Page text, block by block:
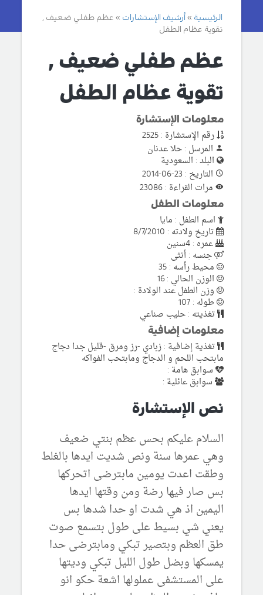
الرئيسية أرشيف الإستشارات
عظم طفلي ضعيف ,
تقوية عظام الطفل
عظم طفلي ضعيف ,
تقوية عظام الطفل
معلومات الإستشارة
رقم الإستشارة : 2525
المرسل : حلا عدنان
البلد : السعودية
التاريخ : 23-06-2014
مرات القراءة : 23086
معلومات الطفل
اسم الطفل : مايا
تاريخ ولادته : 8/7/2010
عمره : 4سنين
جنسه : أنثى
محيط رأسه : 35
الوزن الحالي : 16
وزن الطفل عند الولادة :
طوله : 107
تغذيته : حليب صناعي
معلومات إضافية
تغذية إضافية : زبادي -رز ومرق -قليل جدا دجاج
مابتحب اللحم و الدجاج ومابتحب الفواكه
سوابق هامة :
سوابق عائلية :
نص الإستشارة
السلام عليكم بحس عظم بنتي ضعيف
وهي عمرها سنة ونص شديت ايدها بالغلط
وطقت اعدت يومين مابترضى اتحركها
بس صار فيها رضة ومن وقتها ايدها
اليمين اذ هي شدت او حدا شدها بس
يعني شي بسيط على طول بتسمع صوت
طق العظم وبتصير تبكي ومابترضى حدا
يمسكها وبضل طول الليل تبكي وديتها
على المستشفى عملولها اشعة حكو انو